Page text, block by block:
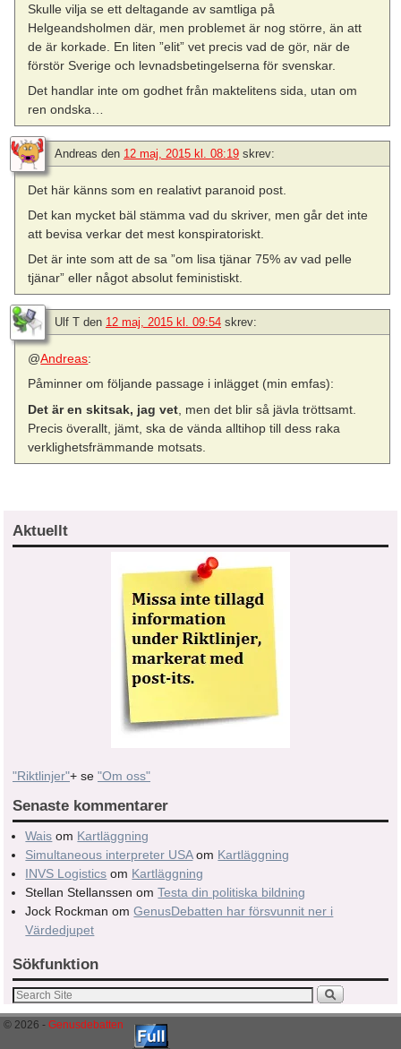
Skulle vilja se ett deltagande av samtliga på
Helgeandsholmen där, men problemet är nog större, än att
de är korkade. En liten ”elit” vet precis vad de gör, när de
förstör Sverige och levnadsbetingelserna för svenskar.
Det handlar inte om godhet från maktelitens sida, utan om
ren ondska…
Andreas den 12 maj, 2015 kl. 08:19 skrev:
Det här känns som en realativt paranoid post.
Det kan mycket bäl stämma vad du skriver, men går det inte
att bevisa verkar det mest konspiratoriskt.
Det är inte som att de sa ”om lisa tjänar 75% av vad pelle
tjänar” eller något absolut feministiskt.
Ulf T den 12 maj, 2015 kl. 09:54 skrev:
@Andreas:
Påminner om följande passage i inlägget (min emfas):
Det är en skitsak, jag vet , men det blir så jävla tröttsamt.
Precis överallt, jämt, ska de vända alltihop till dess raka
verklighetsfrämmande motsats.
Aktuellt
"Riktlinjer"+ se "Om oss"
Senaste kommentarer
Wais om Kartläggning
Simultaneous interpreter USAom Kartläggning
INVS Logistics om Kartläggning
Stellan Stellanssen omTesta din politiska bildning
Jock Rockman omGenusDebatten har försvunnit ner i
Värdedjupet
Sökfunktion
© 2026 - Genusdebatten